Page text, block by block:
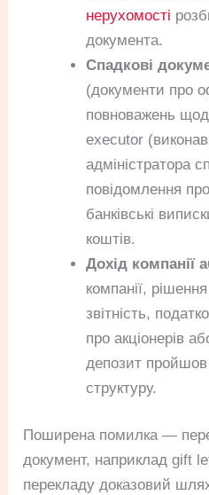
нерухомості
документа.
Спадкові
(документи про
повноважень
executor
адміністратора
повідомлення
банківські
коштів.
Дохід компанії
компанії,
звітність,
про акціонерів
депозит пройшов
структуру.
Поширена помилка —
документ, наприклад gift
перекладу доказовий